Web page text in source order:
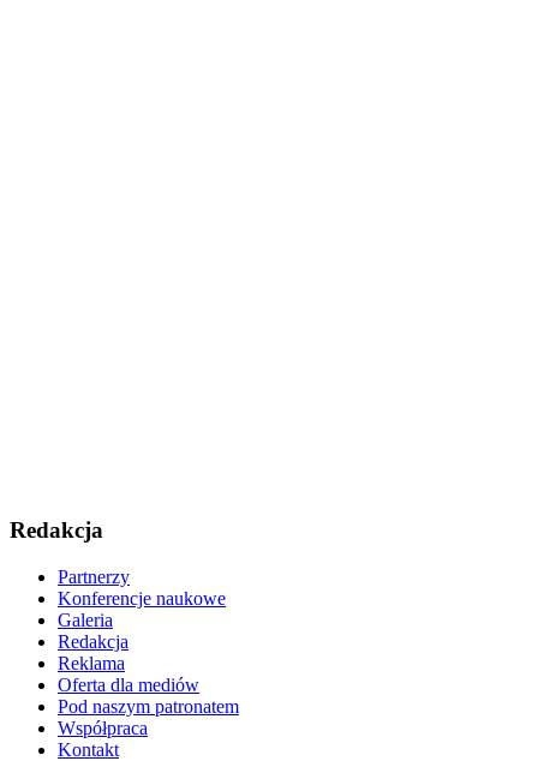
Redakcja
Partnerzy
Konferencje naukowe
Galeria
Redakcja
Reklama
Oferta dla mediów
Pod naszym patronatem
Współpraca
Kontakt